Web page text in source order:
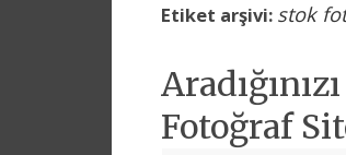
Etiket arşivi: stok
Fotoğraf